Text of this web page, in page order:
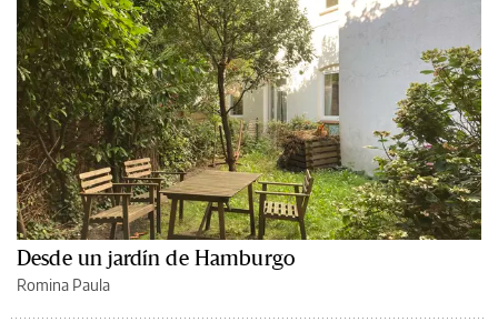
Desde un jardín de Hamburgo
Romina Paula